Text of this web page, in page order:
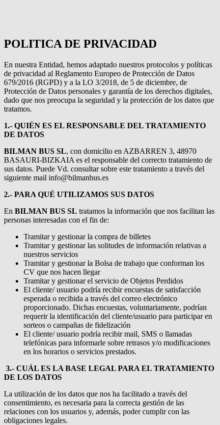
POLITICA DE PRIVACIDAD
En nuestra Entidad, hemos adaptado nuestros protocolos y políticas
de privacidad al Reglamento Europeo de Protección de Datos
679/2016 (RGPD) y a la LO 3/2018, de 5 de diciembre, de
Protección de Datos personales y garantía de los derechos digitales,
dado que nos preocupa la seguridad y la protección de los datos que
tratamos.
1.- QUIÉN ES EL RESPONSABLE DEL TRATAMIENTO
DE DATOS
BILMAN BUS SL, con domicilio en AZBARREN 3, 48970
BASAURI-BIZKAIA es el responsable del correcto tratamiento de
sus datos. Puede Vd. consultar sobre este tratamiento a través del
siguiente mail info@bilmanbus.es
2.- PARA QUÉ UTILIZAMOS SUS DATOS
En BILMAN BUS SL tratamos la información que nos facilitan las
personas interesadas con el fin de:
Tramitar y gestionar la compra de billetes
Tramitar y gestionar las solitudes de información relativas a
nuestros servicios
Tramitar y gestionar la Bolsa de trabajo que conforman los
CV que nos hacen llegar
Tramitar y gestionar el servicio de Objetos Perdidos
El cliente/ usuario podría recibir encuestas de satisfacción
esperada o recibida a través del correo electrónico
proporcionado. Dichas encuestas, voluntariamente, podrían
requerir la identificación del cliente/usuario para participar en
sorteos o campañas de fidelización
El cliente/ usuario podría recibir mail, SMS o llamadas
telefónicas para informarle sobre retrasos y/o modificaciones
en los horarios o servicios prestados.
3.- CUÁL ES LA BASE LEGAL PARA EL TRATAMIENTO
DE LOS DATOS
La utilización de los datos que nos ha facilitado a través del
consentimiento, es necesaria para la correcta gestión de las
relaciones con los usuarios y, además, poder cumplir con las
obligaciones legales.